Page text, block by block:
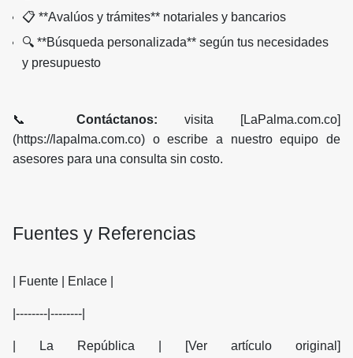
📋 **Avalúos y trámites** notariales y bancarios
🔍 **Búsqueda personalizada** según tus necesidades
y presupuesto
📞 Contáctanos: visita [LaPalma.com.co]
(https://lapalma.com.co) o escribe a nuestro equipo de
asesores para una consulta sin costo.
Fuentes y Referencias
| Fuente | Enlace |
|--------|--------|
| La República | [Ver artículo original]